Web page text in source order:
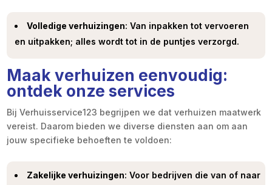
Volledige verhuizingen: Van inpakken tot vervoeren
en uitpakken; alles wordt tot in de puntjes verzorgd.​
Maak verhuizen eenvoudig:
ontdek onze services
Bij Verhuisservice123 begrijpen we dat verhuizen maatwerk
vereist.​ Daarom bieden we diverse diensten aan om aan
jouw specifieke behoeften te voldoen:
Zakelijke verhuizingen: Voor bedrijven die van of naar